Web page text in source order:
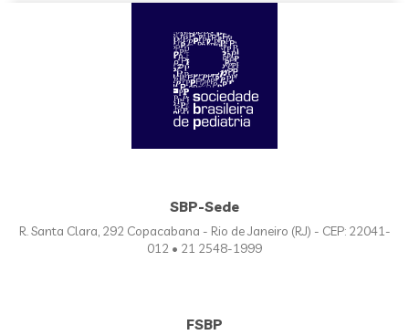
SBP-Sede
R. Santa Clara, 292 Copacabana - Rio de Janeiro (RJ) - CEP: 22041-
012 • 21 2548-1999
FSBP